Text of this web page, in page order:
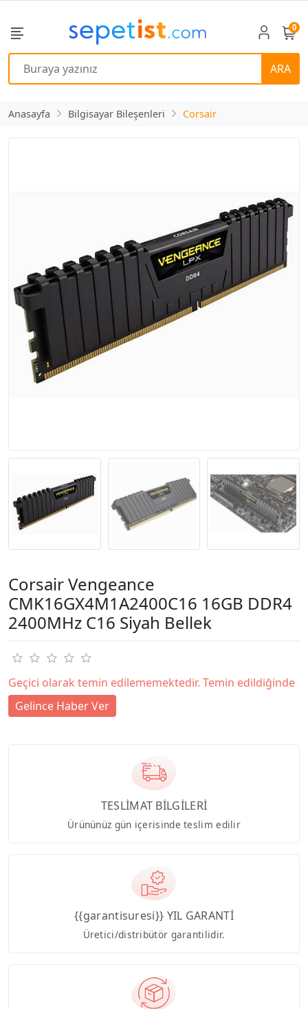
ARA
0
Anasayfa Bilgisayar Bileşenleri Corsair
Corsair Vengeance
CMK16GX4M1A2400C16 16GB DDR4
2400MHz C16 Siyah Bellek
Geçici olarak temin edilememektedir. Temin edildiğinde
Gelince Haber Ver
TESLİMAT BİLGİLERİ
Ürününüz gün içerisinde teslim edilir
{{garantisuresi}} YIL GARANTİ
Üretici/distribütör garantilidir.